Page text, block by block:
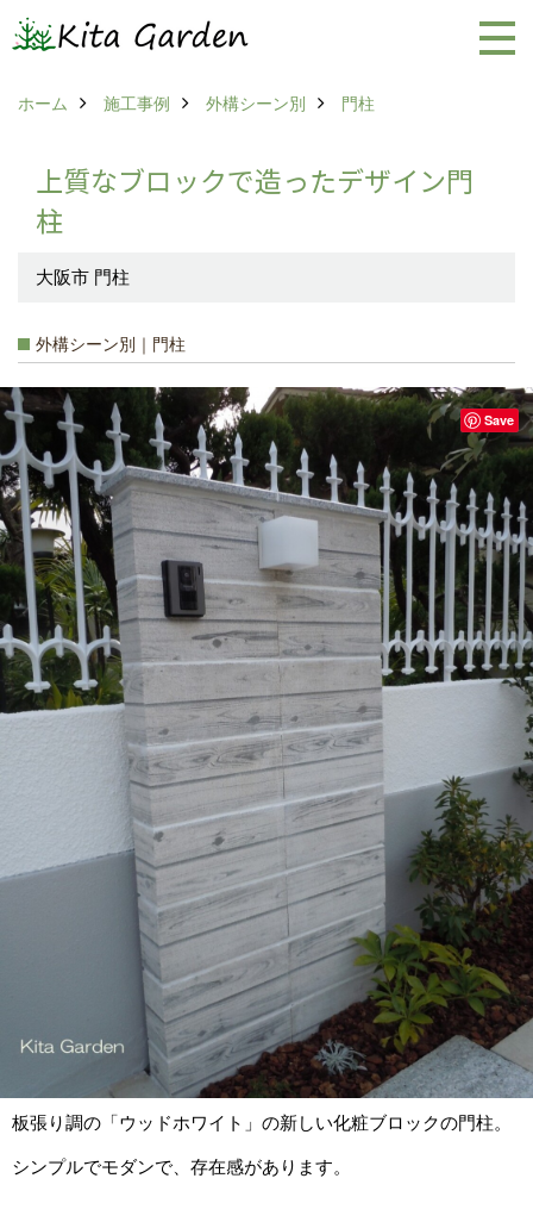
ホーム 施工事例 外構シーン別 門柱
上質なブロックで造ったデザイン門
柱
大阪市 門柱
外構シーン別｜門柱
板張り調の「ウッドホワイト」の新しい化粧ブロックの門柱。
シンプルでモダンで、存在感があります。
Save